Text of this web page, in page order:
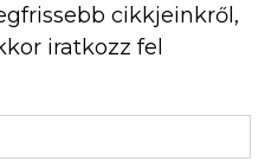
cikkjeinkről,
iratkozz fel